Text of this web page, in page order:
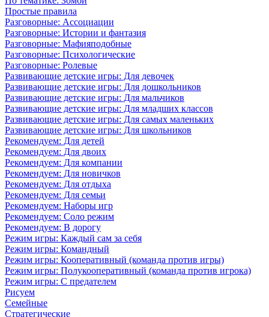
Простые правила
Разговорные: Ассоциации
Разговорные: Истории и фантазия
Разговорные: Мафияподобные
Разговорные: Психологические
Разговорные: Ролевые
Развивающие детские игры: Для девочек
Развивающие детские игры: Для дошкольников
Развивающие детские игры: Для мальчиков
Развивающие детские игры: Для младших классов
Развивающие детские игры: Для самых маленьких
Развивающие детские игры: Для школьников
Рекомендуем: Для детей
Рекомендуем: Для двоих
Рекомендуем: Для компании
Рекомендуем: Для новичков
Рекомендуем: Для отдыха
Рекомендуем: Для семьи
Рекомендуем: Наборы игр
Рекомендуем: Соло режим
Рекомендуем: В дорогу
Режим игры: Каждый сам за себя
Режим игры: Командный
Режим игры: Кооперативный (команда против игры)
Режим игры: Полукооперативный (команда против игрока)
Режим игры: С предателем
Рисуем
Семейные
Стратегические